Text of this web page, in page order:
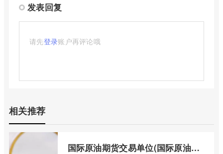
发表回复
请先登录账户再评论哦
相关推荐
国际原油期货交易单位(国际原油期货交易单位包括)